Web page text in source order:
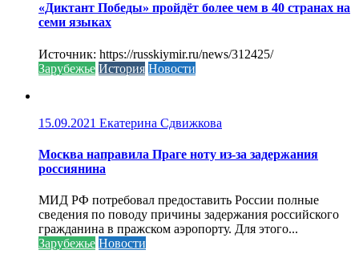
«Диктант Победы» пройдёт более чем в 40 странах на
семи языках
Источник: https://russkiymir.ru/news/312425/
Зарубежье История Новости
15.09.2021 Екатерина Сдвижкова
Москва направила Праге ноту из-за задержания
россиянина
МИД РФ потребовал предоставить России полные
сведения по поводу причины задержания российского
гражданина в пражском аэропорту. Для этого...
Зарубежье Новости